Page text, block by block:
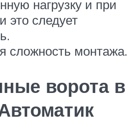
нагрузку и при
это следует
сложность монтажа.
ворота в